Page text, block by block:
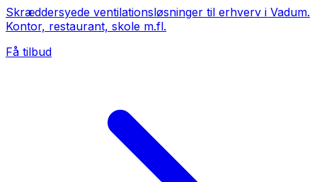
Skræddersyede ventilationsløsninger til erhverv i Vadum.
Kontor, restaurant, skole m.fl.
Få tilbud